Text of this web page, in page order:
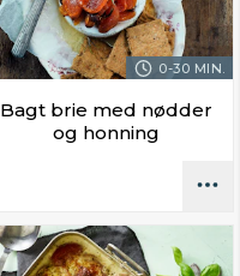
0-30 MIN.
Bagt brie med nødder
og honning